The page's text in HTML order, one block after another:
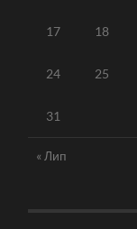
17 18
24 25
31
« Лип